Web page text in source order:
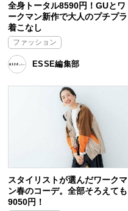
全身トータル8590円！GUとワ
ークマン新作で大人のプチプラ
着こなし
ファッション
ESSE編集部
スタイリストが選んだワークマ
ン春のコーデ。全部そろえても
9050円！